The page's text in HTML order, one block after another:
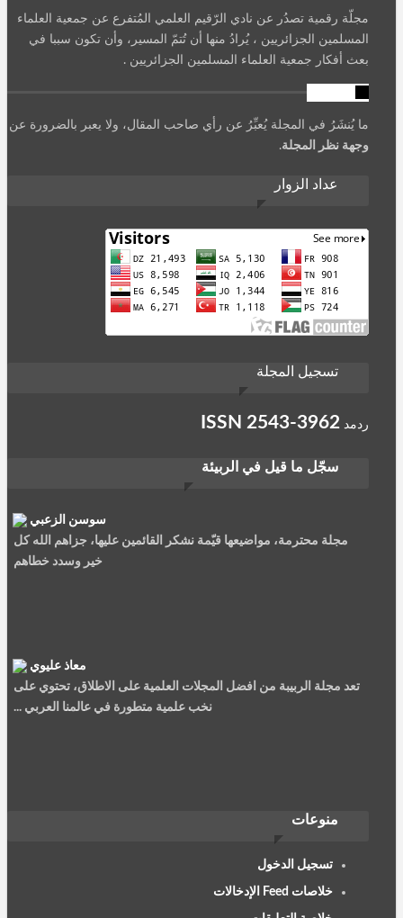
مجلّة رقمية تصدُر عن نادي الرّقيم العلمي المُتفرع عن جمعية العلماء
المسلمين الجزائريين ، يُرادُ منها أن تُتمّ المسير، وأن تكون سببا في
بعث أفكار جمعية العلماء المسلمين الجزائريين .
ما يُنشَرُ في المجلة يُعبِّرُ عن رأي صاحب المقال، ولا يعبر بالضرورة عن
وجهة نظر المجلة.
عداد الزوار
تسجيل المجلة
ردمد ISSN 2543-3962
سجّل ما قيل في الربيئة
سوسن الزعبي
مجلة محترمة، مواضيعها قيّمة نشكر القائمين عليها، جزاهم الله كل
خير وسدد خطاهم
معاذ عليوي
تعد مجلة الربيبة من افضل المجلات العلمية على الاطلاق، تحتوي على
نخب علمية متطورة في عالمنا العربي ...
الربيئة مجلة جمعية العلماء المسلمين سليلة الشهاب والمنتقد،......
منوعات
تسجيل الدخول
خلاصات Feed الإدخالات